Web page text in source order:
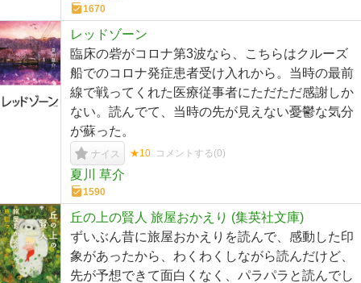
1670
レッドゾーン
臨床の砦がコロナ第3波なら、こちらはクルーズ
船でのコロナ発症患者受け入れから。当時の最前
線で戦ってくれた医療従事者にただただ感謝しか
ない。読んでて、当時の先が見えない憂鬱な気分
が蘇った。
ナイス ★10 コメントする(0)
夏川 草介
1590
丘の上の賢人 旅屋おかえり (集英社文庫)
ずいぶん昔に旅屋おかえりを読んで、感動した印
象があったから、わくわくしながら読んだけど、
先が予想できて面白くなく、パラパラと読んでし